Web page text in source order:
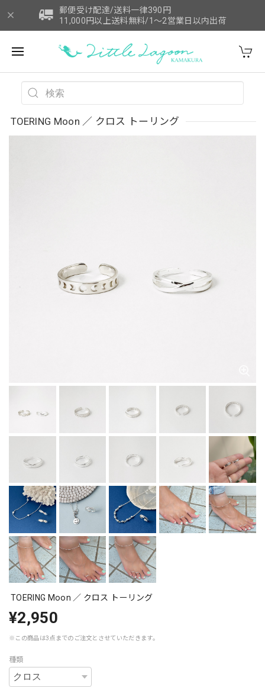
郵便受け配達/送料一律390円
11,000円以上送料無料/1～2営業日以内出荷
TOERING Moon ／ クロス トーリング
TOERING Moon ／ クロス トーリング
¥2,950
※この商品は3点までのご注文とさせていただきます。
種類